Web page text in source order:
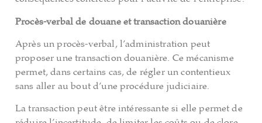
Procès-verbal de douane et transaction douanière
Après un procès-verbal, l’administration peut
proposer une transaction douanière. Ce mécanisme
permet, dans certains cas, de régler un contentieux
sans aller au bout d’une procédure judiciaire.
La transaction peut être intéressante si elle permet de